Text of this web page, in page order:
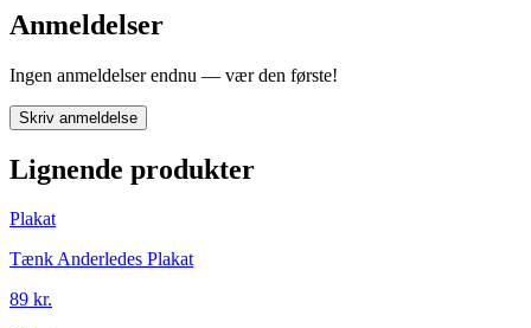
Anmeldelser
Ingen anmeldelser endnu — vær den første!
Skriv anmeldelse
Lignende produkter
Plakat
Tænk Anderledes Plakat
89 kr.